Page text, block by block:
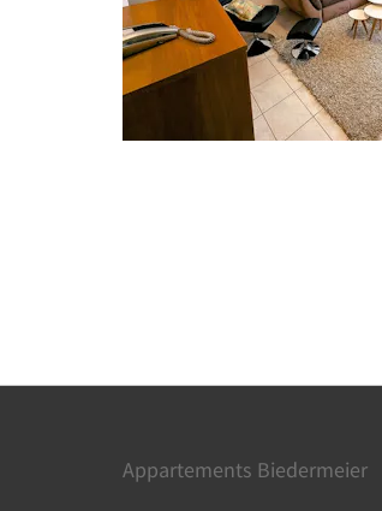
Appartements Biedermeier